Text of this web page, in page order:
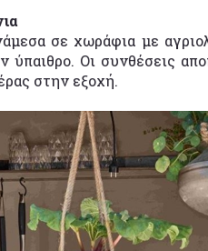
σε χωράφια με
Οι συνθέσεις
στην εξοχή.